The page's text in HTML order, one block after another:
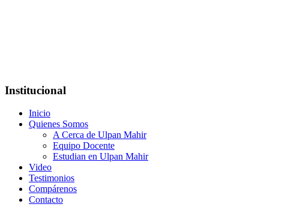
Institucional
Inicio
Quienes Somos
A Cerca de Ulpan Mahir
Equipo Docente
Estudian en Ulpan Mahir
Video
Testimonios
Compárenos
Contacto